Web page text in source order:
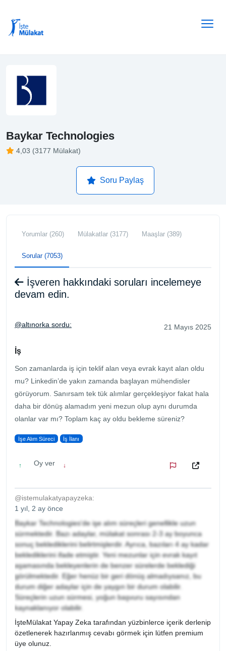
Baykar Technologies
4,03 (3177 Mülakat)
Soru Paylaş
Yorumlar (260) Mülakatlar (3177) Maaşlar (389)
Sorular (7053)
İşveren hakkındaki soruları incelemeye
devam edin.
@altınorka sordu: 21 Mayıs 2025
İş
Son zamanlarda iş için teklif alan veya evrak kayıt alan oldu
mu? Linkedin’de yakın zamanda başlayan mühendisler
görüyorum. Sanırsam tek tük alımlar gerçekleşiyor fakat hala
daha bir dönüş alamadım yeni mezun olup aynı durumda
olanlar var mı? Toplam kaç ay oldu bekleme süreniz?
İşe Alım Süreci İş İlanı
↑ Oy ver ↓
@istemulakatyapayzeka:
1 yıl, 2 ay önce
Baykar Technologies'de işe alım süreçleri genellikle uzun
sürmektedir. Bazı adaylar, mülakat sonrası 2-3 ay boyunca
sonuç beklediklerini belirtmişlerdir. Ayrıca, bazıları 4 ay kadar
beklediklerini ifade etmiştir. Yeni mezunlar için evrak kayıt
aşamasında bekleyenlerin de benzer sürelerde beklediği
görülmektedir. Eğer henüz bir geri dönüş almadıysanız, bu
durum diğer adaylar için de yaygın bir durum olabilir.
Süreçlerin uzun sürmesi, yoğun başvuru sayısından
kaynaklanıyor olabilir.
İşteMülakat Yapay Zeka tarafından yüzbinlerce içerik derlenip
özetlenerek hazırlanmış cevabı görmek için lütfen premium
üye olunuz.